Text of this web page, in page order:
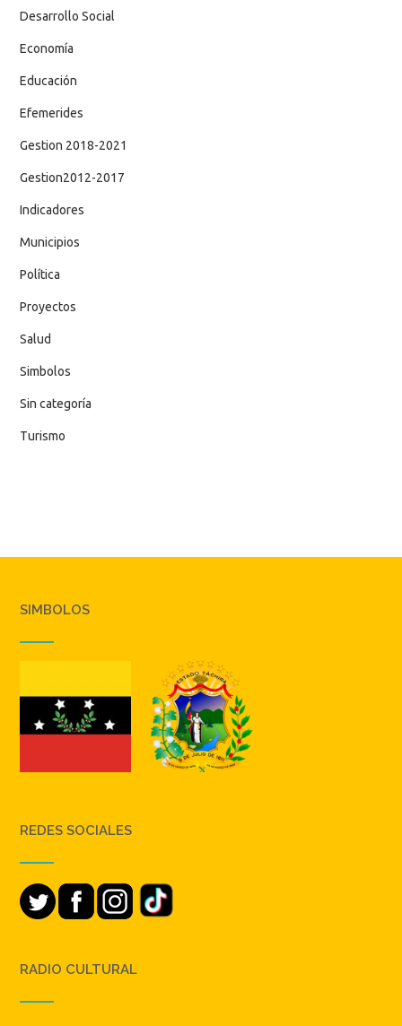
Desarrollo Social
Economía
Educación
Efemerides
Gestion 2018-2021
Gestion2012-2017
Indicadores
Municipios
Política
Proyectos
Salud
Simbolos
Sin categoría
Turismo
SIMBOLOS
REDES SOCIALES
RADIO CULTURAL